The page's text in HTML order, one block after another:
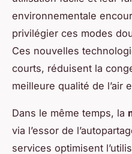
environnementale
privilégier ces modes
Ces nouvelles
courts, réduisent la
meilleure qualité de l’air
Dans le même temps, la
via l’essor de
services optimisent